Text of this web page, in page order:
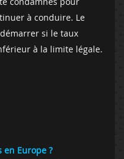
à conduire. Le
si le taux
à la limite légale.
Europe ?